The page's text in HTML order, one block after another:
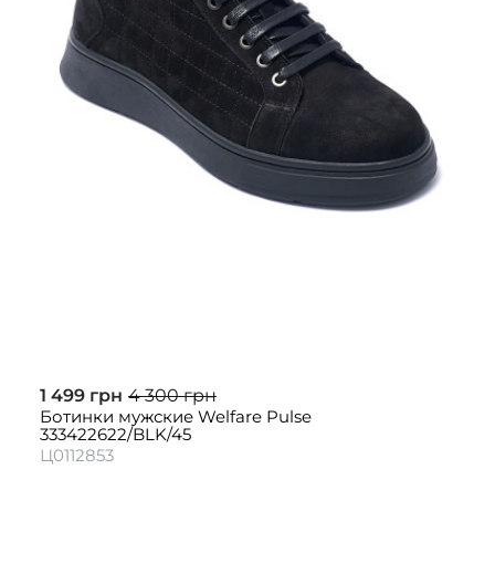
1 499 грн 4 300 грн
Ботинки мужские Welfare Pulse
333422622/BLK/45
Ц0112853